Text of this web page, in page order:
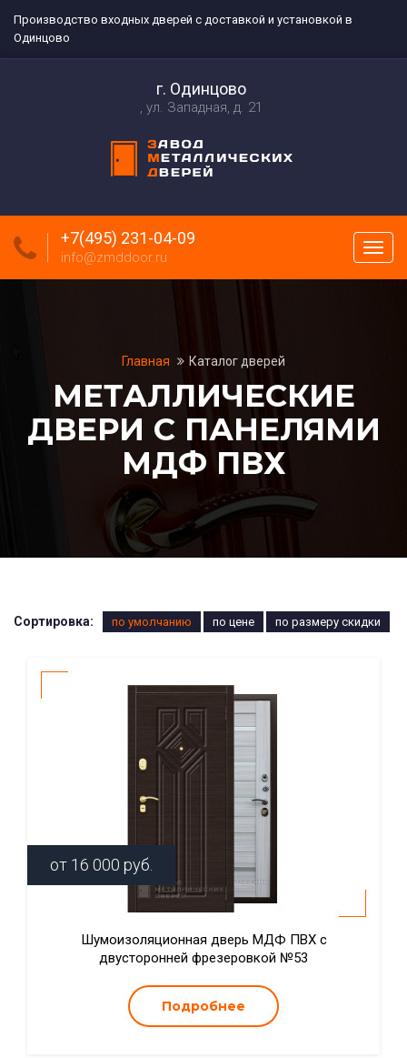
Производство входных дверей с доставкой и установкой в
Одинцово
г. Одинцово
ул. Западная, д. 21
меню
+7(495) 231-04-09
info@zmddoor.ru
Главная Каталог дверей
МЕТАЛЛИЧЕСКИЕ
ДВЕРИ С ПАНЕЛЯМИ
МДФ ПВХ
Сортировка: по умолчанию по цене по размеру скидки
от 16 000 руб.
Шумоизоляционная дверь МДФ ПВХ с
двусторонней фрезеровкой №53
Подробнее